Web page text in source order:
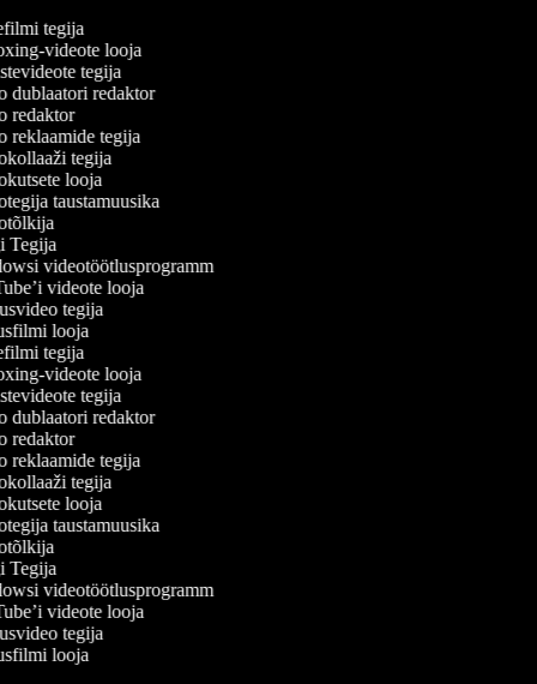
tegija
videote looja
tegija
redaktor
redaktor
tegija
tegija
looja
taustamuusika
videotöötlusprogramm
videote looja
tegija
looja
tegija
videote looja
tegija
redaktor
redaktor
tegija
tegija
looja
taustamuusika
videotöötlusprogramm
videote looja
tegija
looja